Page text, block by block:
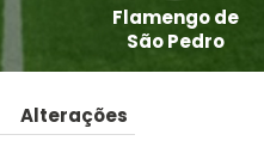
Flamengo de
São Pedro
Alterações